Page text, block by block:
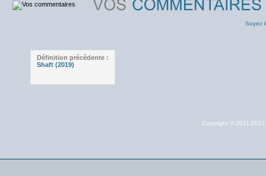
Soyez
Définition précédente :
Shaft (2019)
Copyright © 2011-